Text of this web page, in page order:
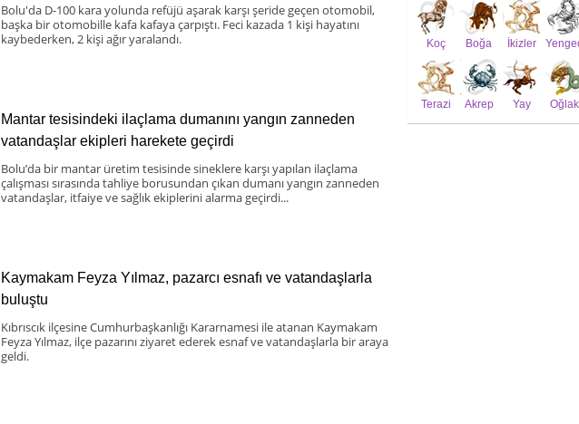
Bolu'da D-100 kara yolunda refüjü aşarak karşı şeride geçen otomobil,
başka bir otomobille kafa kafaya çarpıştı. Feci kazada 1 kişi hayatını
kaybederken, 2 kişi ağır yaralandı.
Mantar tesisindeki ilaçlama dumanını yangın zanneden
vatandaşlar ekipleri harekete geçirdi
Bolu’da bir mantar üretim tesisinde sineklere karşı yapılan ilaçlama
çalışması sırasında tahliye borusundan çıkan dumanı yangın zanneden
vatandaşlar, itfaiye ve sağlık ekiplerini alarma geçirdi...
Kaymakam Feyza Yılmaz, pazarcı esnafı ve vatandaşlarla
buluştu
Kıbrıscık ilçesine Cumhurbaşkanlığı Kararnamesi ile atanan Kaymakam
Feyza Yılmaz, ilçe pazarını ziyaret ederek esnaf ve vatandaşlarla bir araya
geldi.
Koç Boğa İkizler
Terazi Akrep Yay Oğlak